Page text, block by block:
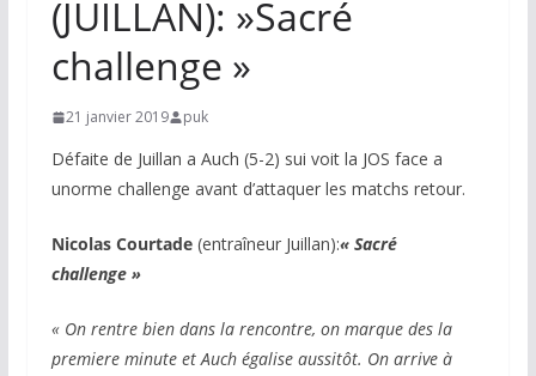
(JUILLAN): »Sacré
challenge »
21 janvier 2019 puk
Défaite de Juillan a Auch (5-2) sui voit la JOS face a
unorme challenge avant d’attaquer les matchs retour.
Nicolas Courtade(entraîneur Juillan):« Sacré
challenge »
« On rentre bien dans la rencontre, on marque des la
premiere minute et Auch égalise aussitôt. On arrive à